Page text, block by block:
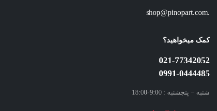
.shop@pinopart.com
کمک میخواهید؟
021-77342052
0991-0444485
شنبه – پنجشنبه : 9:00-18:00